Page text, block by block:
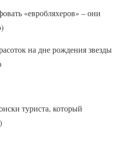
«евробляхеров» – они
на дне рождения звезды
туриста, который